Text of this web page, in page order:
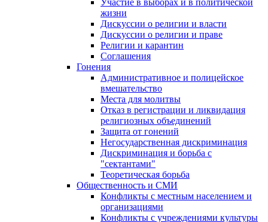
Участие в выборах и в политической
жизни
Дискуссии о религии и власти
Дискуссии о религии и праве
Религии и карантин
Соглашения
Гонения
Административное и полицейское
вмешательство
Места для молитвы
Отказ в регистрации и ликвидация
религиозных объединений
Защита от гонений
Негосударственная дискриминация
Дискриминация и борьба с
"сектантами"
Теоретическая борьба
Общественность и СМИ
Конфликты с местным населением и
организациями
Конфликты с учреждениями культуры